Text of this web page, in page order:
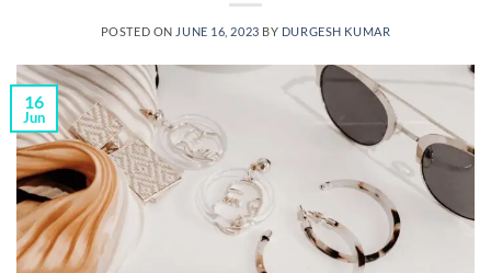
POSTED ON JUNE 16, 2023 BY DURGESH KUMAR
16
Jun